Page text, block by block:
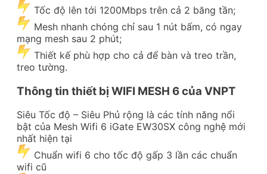
Tốc độ lên tới 1200Mbps trên cả 2 băng tần;
Mesh nhanh chóng chỉ sau 1 nút bấm, có ngay
mạng mesh sau 2 phút;
Thiết kế phù hợp cho cả để bàn và treo trần,
treo tường.
Thông tin thiết bị WIFI MESH 6 của VNPT
Siêu Tốc độ – Siêu Phủ rộng là các tính năng nổi
bật của Mesh Wifi 6 iGate EW30SX công nghệ mới
nhất hiện tại
Chuẩn wifi 6 cho tốc độ gấp 3 lần các chuẩn
wifi cũ